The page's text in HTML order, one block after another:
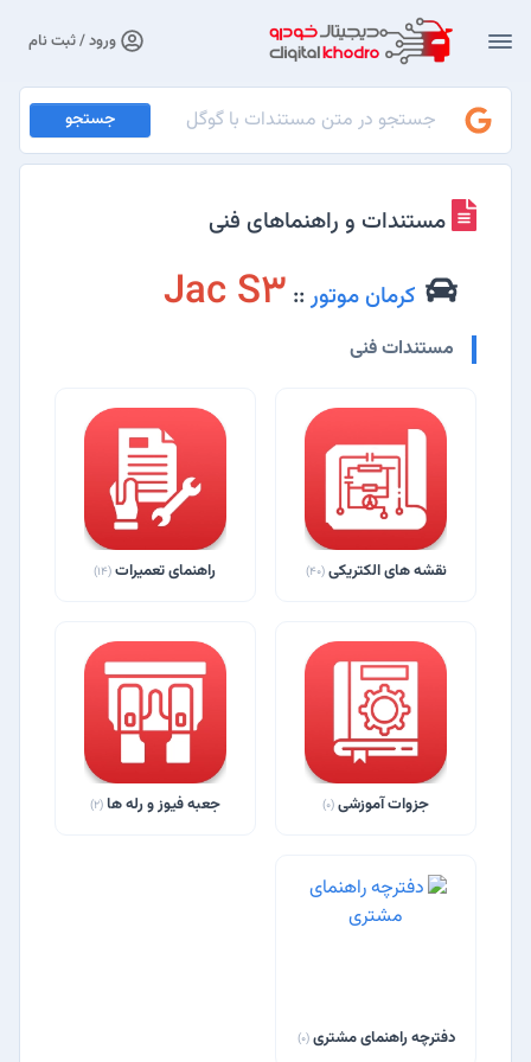
ورود / ثبت نام
جستجو
مستندات و راهنماهای فنی
کرمان موتور ::
Jac S3
مستندات فنی
نقشه های الکتریکی(40) راهنمای تعمیرات (14)
جزوات آموزشی (0) جعبه فیوز و رله ها(2)
دفترچه راهنمای مشتری(0)